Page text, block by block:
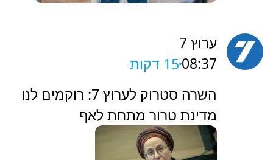
ערוץ 7
08:3715 דקות
‏השרה סטרוק לערוץ 7: רוקמים לנו
מדינת טרור מתחת לאף